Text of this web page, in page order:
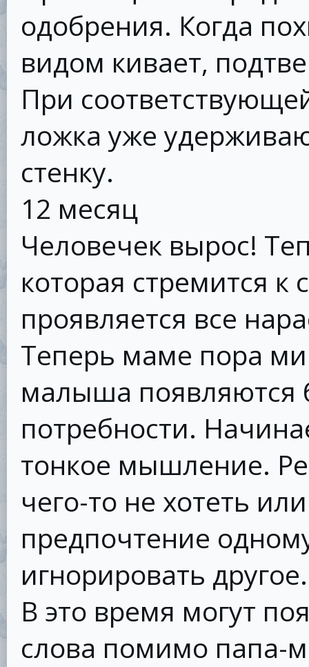
одобрения. Когда
видом кивает,
При
ложка уже
стенку.
12 месяц
Человечек вырос!
которая стремится к
проявляется все
Теперь маме пора
малыша появляются
потребности.
тонкое мышление.
чего-то не хотеть
предпочтение
игнорировать другое.
В это время могут
слова помимо папа-